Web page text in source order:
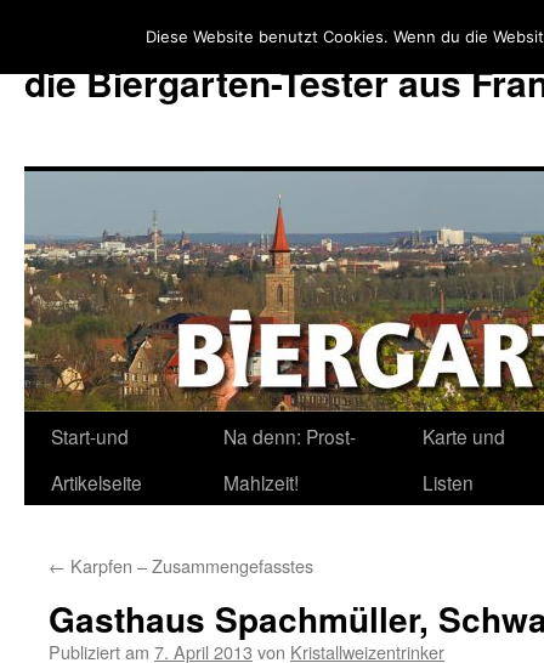
die Biergarten-Tester aus
Zum
Inhalt
Start-und
Artikelseite
Na denn: Prost-
Mahlzeit!
Karte und
Listen
← Karpfen – Zusammengefasstes
Gasthaus Spachmüller,
Publiziert am 7. April 2013 von Kristallweizentrinker
Diese Website benutzt Cookies. Wenn du die